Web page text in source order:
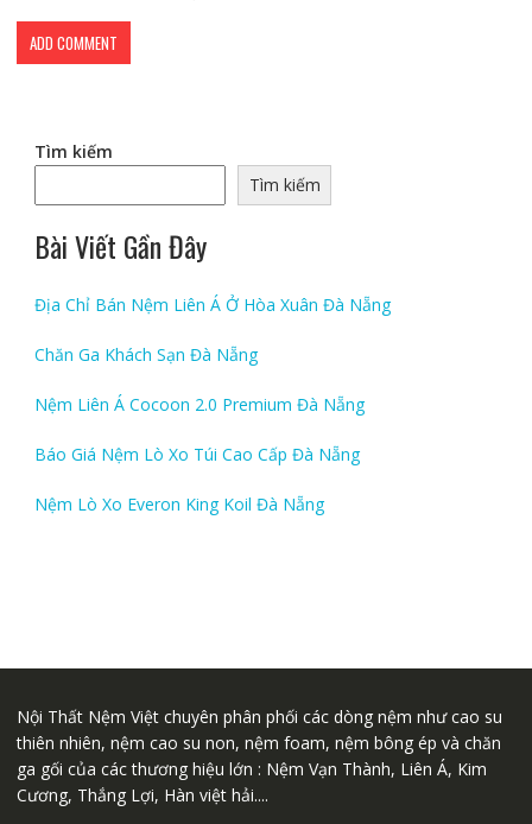
Tìm kiếm
Tìm kiếm
Bài Viết Gần Đây
Địa Chỉ Bán Nệm Liên Á Ở Hòa Xuân Đà Nẵng
Chăn Ga Khách Sạn Đà Nẵng
Nệm Liên Á Cocoon 2.0 Premium Đà Nẵng
Báo Giá Nệm Lò Xo Túi Cao Cấp Đà Nẵng
Nệm Lò Xo Everon King Koil Đà Nẵng
Nội Thất Nệm Việt chuyên phân phối các dòng nệm như cao su
thiên nhiên, nệm cao su non, nệm foam, nệm bông ép và chăn
ga gối của các thương hiệu lớn : Nệm Vạn Thành, Liên Á, Kim
Cương, Thắng Lợi, Hàn việt hải....